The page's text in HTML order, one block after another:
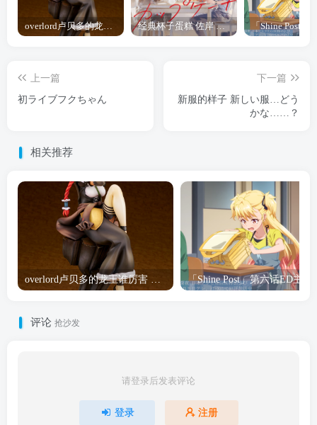
overlord卢贝多的龙王谁厉害 「Overlord」露普斯蕾琪娜·贝塔手办开订 经典杯子蛋糕 佐岸 漫画「经典杯子蛋糕」宣布真人日剧化
上一篇
初ライブフクちゃん
下一篇
新服的样子 新しい服…どう
かな……？
相关推荐
评论 抢沙发
请登录后发表评论
登录 注册